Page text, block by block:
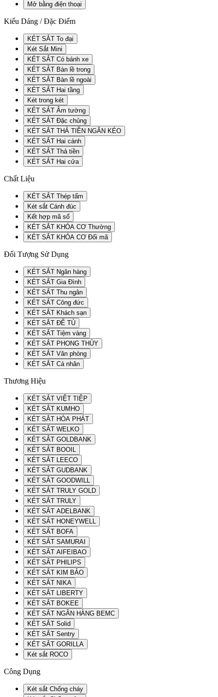
Mở bằng điện thoại
Kiểu Dáng / Đặc Điểm
KÉT SẮT To đại
Két Sắt Mini
KÉT SẮT Có bánh xe
KÉT SẮT Bàn lề trong
KÉT SẮT Bàn lề ngoài
KÉT SẮT Hai tầng
Két trong két
KÉT SẮT Âm tường
KÉT SẮT Đặc chủng
KÉT SẮT THẢ TIỀN NGĂN KÉO
KÉT SẮT Hai cánh
KÉT SẮT Thả tiền
KÉT SẮT Hai cửa
Chất Liệu
KÉT SẮT Thép tấm
Két sắt Cánh đúc
Kết hợp mã số
KÉT SẮT KHÓA CƠ Thường
KÉT SẮT KHÓA CƠ Đổi mã
Đối Tượng Sử Dụng
KÉT SẮT Ngân hàng
KÉT SẮT Gia Đình
KÉT SẮT Thu ngân
KÉT SẮT Công đức
KÉT SẮT Khách sạn
KÉT SẮT ĐỂ TỦ
KÉT SẮT Tiệm vàng
KÉT SẮT PHONG THỦY
KÉT SẮT Văn phòng
KÉT SẮT Cá nhân
Thương Hiệu
KÉT SẮT VIỆT TIỆP
KÉT SẮT KUMHO
KÉT SẮT HÒA PHÁT
KÉT SẮT WELKO
KÉT SẮT GOLDBANK
KÉT SẮT BOOIL
KÉT SẮT LEECO
KÉT SẮT GUDBANK
KÉT SẮT GOODWILL
KÉT SẮT TRULY GOLD
KÉT SẮT TRULY
KÉT SẮT ADELBANK
KÉT SẮT HONEYWELL
KÉT SẮT BOFA
KÉT SẮT SAMURAI
KÉT SẮT AIFEIBAO
KÉT SẮT PHILIPS
KÉT SẮT KIM BẢO
KÉT SẮT NIKA
KÉT SẮT LIBERTY
KÉT SẮT BOKEE
KÉT SẮT NGÂN HÀNG BEMC
KÉT SẮT Solid
KÉT SẮT Sentry
KÉT SẮT GORILLA
Két sắt ROCO
Công Dụng
Két sắt Chống cháy